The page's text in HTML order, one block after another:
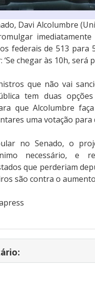
Davi Alcolumbre
federais de 513 para
chegar às 10h, será
que não vai
tem duas
que Alcolumbre
uma votação
no Senado, o
necessário, e
que perderiam
são contra o